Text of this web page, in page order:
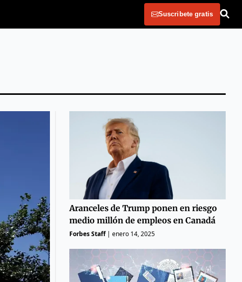
Suscribete gratis
Aranceles de Trump ponen en riesgo
medio millón de empleos en Canadá
Forbes Staff| enero 14, 2025